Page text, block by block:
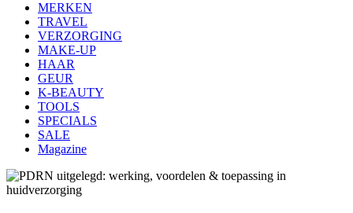
MERKEN
TRAVEL
VERZORGING
MAKE-UP
HAAR
GEUR
K-BEAUTY
TOOLS
SPECIALS
SALE
Magazine